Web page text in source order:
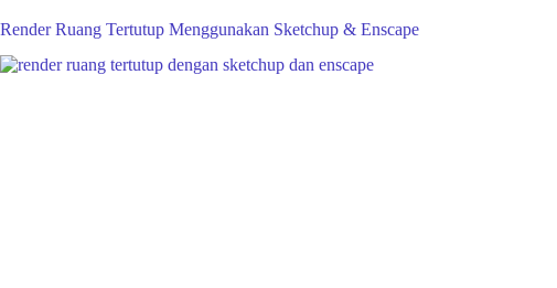
Render Ruang Tertutup Menggunakan Sketchup & Enscape